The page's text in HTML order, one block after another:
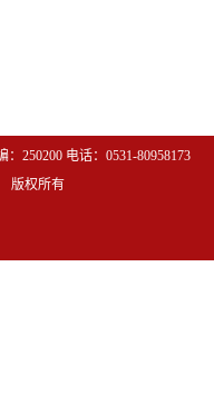
：250200 电话：0531-80958173
版权所有